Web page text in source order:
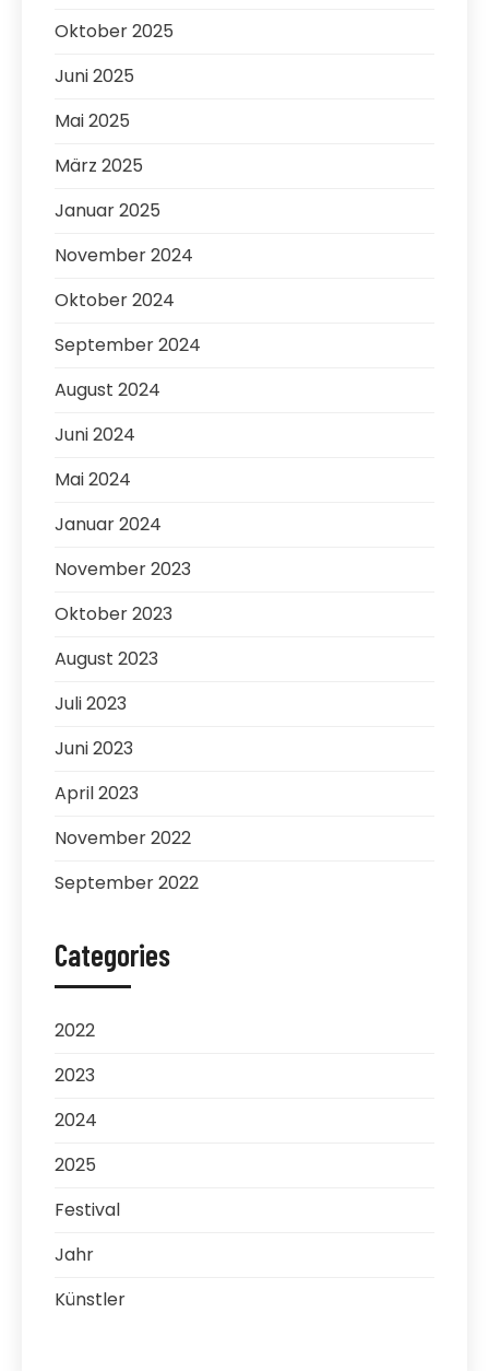
Oktober 2025
Juni 2025
Mai 2025
März 2025
Januar 2025
November 2024
Oktober 2024
September 2024
August 2024
Juni 2024
Mai 2024
Januar 2024
November 2023
Oktober 2023
August 2023
Juli 2023
Juni 2023
April 2023
November 2022
September 2022
Categories
2022
2023
2024
2025
Festival
Jahr
Künstler